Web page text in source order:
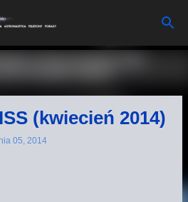
głównej zawartości
(kwiecień 2014)
05, 2014